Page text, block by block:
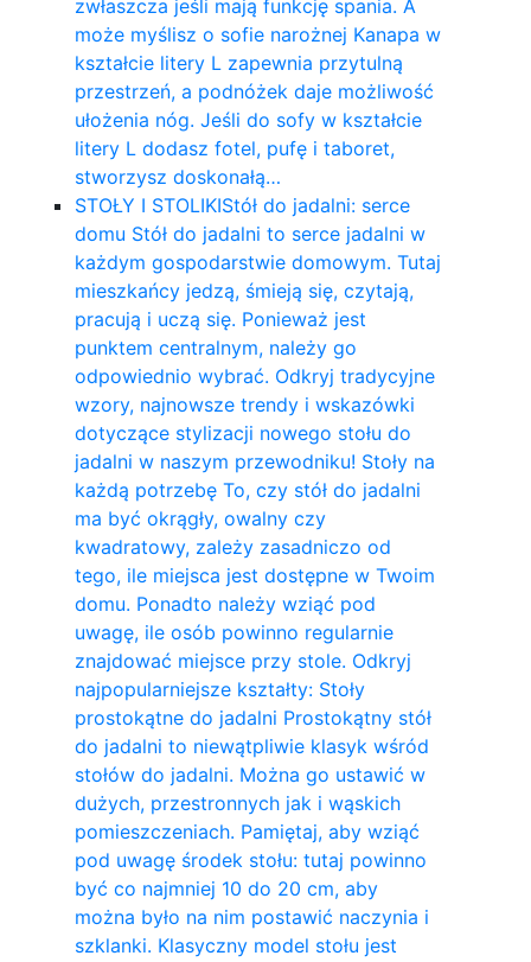
zwłaszcza jeśli mają funkcję spania. A
może myślisz o sofie narożnej Kanapa w
kształcie litery L zapewnia przytulną
przestrzeń, a podnóżek daje możliwość
ułożenia nóg. Jeśli do sofy w kształcie
litery L dodasz fotel, pufę i taboret,
stworzysz doskonałą…
STOŁY I STOLIKIStół do jadalni: serce
domu Stół do jadalni to serce jadalni w
każdym gospodarstwie domowym. Tutaj
mieszkańcy jedzą, śmieją się, czytają,
pracują i uczą się. Ponieważ jest
punktem centralnym, należy go
odpowiednio wybrać. Odkryj tradycyjne
wzory, najnowsze trendy i wskazówki
dotyczące stylizacji nowego stołu do
jadalni w naszym przewodniku! Stoły na
każdą potrzebę To, czy stół do jadalni
ma być okrągły, owalny czy
kwadratowy, zależy zasadniczo od
tego, ile miejsca jest dostępne w Twoim
domu. Ponadto należy wziąć pod
uwagę, ile osób powinno regularnie
znajdować miejsce przy stole. Odkryj
najpopularniejsze kształty: Stoły
prostokątne do jadalni Prostokątny stół
do jadalni to niewątpliwie klasyk wśród
stołów do jadalni. Można go ustawić w
dużych, przestronnych jak i wąskich
pomieszczeniach. Pamiętaj, aby wziąć
pod uwagę środek stołu: tutaj powinno
być co najmniej 10 do 20 cm, aby
można było na nim postawić naczynia i
szklanki. Klasyczny model stołu jest